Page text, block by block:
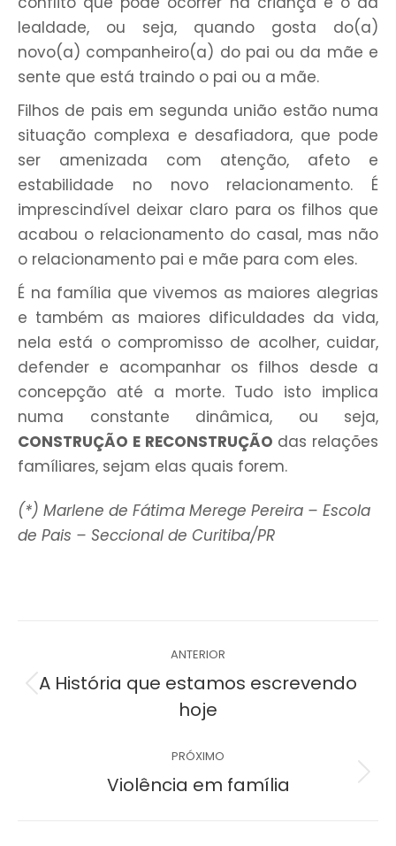
lealdade, ou seja, quando gosta do(a)
novo(a) companheiro(a) do pai ou da mãe e
sente que está traindo o pai ou a mãe.
Filhos de pais em segunda união estão numa
situação complexa e desafiadora, que pode
ser amenizada com atenção, afeto e
estabilidade no novo relacionamento. É
imprescindível deixar claro para os filhos que
acabou o relacionamento do casal, mas não
o relacionamento pai e mãe para com eles.
É na família que vivemos as maiores alegrias
e também as maiores dificuldades da vida,
nela está o compromisso de acolher, cuidar,
defender e acompanhar os filhos desde a
concepção até a morte. Tudo isto implica
numa constante dinâmica, ou seja,
CONSTRUÇÃO E RECONSTRUÇÃO das relações
famíliares, sejam elas quais forem.
(*) Marlene de Fátima Merege Pereira – Escola
de Pais – Seccional de Curitiba/PR
de
ANTERIOR
Post
anterior:
A História que estamos escrevendo
hoje
PRÓXIMO
Próximo
Violência em família